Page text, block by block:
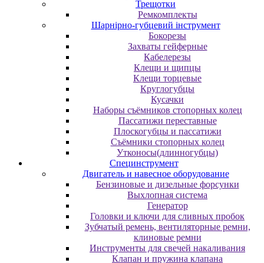
Трещотки
Ремкомплекты
Шарнірно-губцевий інструмент
Бокорезы
Захваты гейферные
Кабелерезы
Клещи и щипцы
Клещи торцевые
Круглогубцы
Кусачки
Наборы съёмников стопорных колец
Пассатижи переставные
Плоскогубцы и пассатижи
Съёмники стопорных колец
Утконосы(длинногубцы)
Специнструмент
Двигатель и навесное оборудование
Бензиновые и дизельные форсунки
Выхлопная система
Генератор
Головки и ключи для сливных пробок
Зубчатый ремень, вентиляторные ремни,
клиновые ремни
Инструменты для свечей накаливания
Клапан и пружина клапана